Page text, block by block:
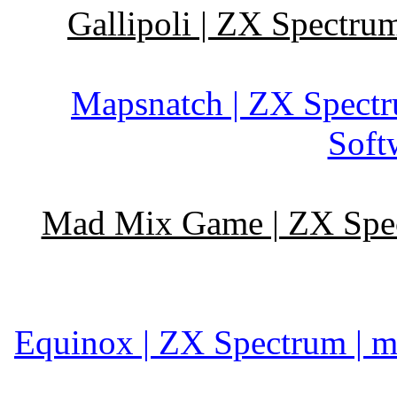
Gallipoli | ZX
Mapsnatch | ZX
Mad Mix Game | ZX
Equinox | ZX Spectrum |